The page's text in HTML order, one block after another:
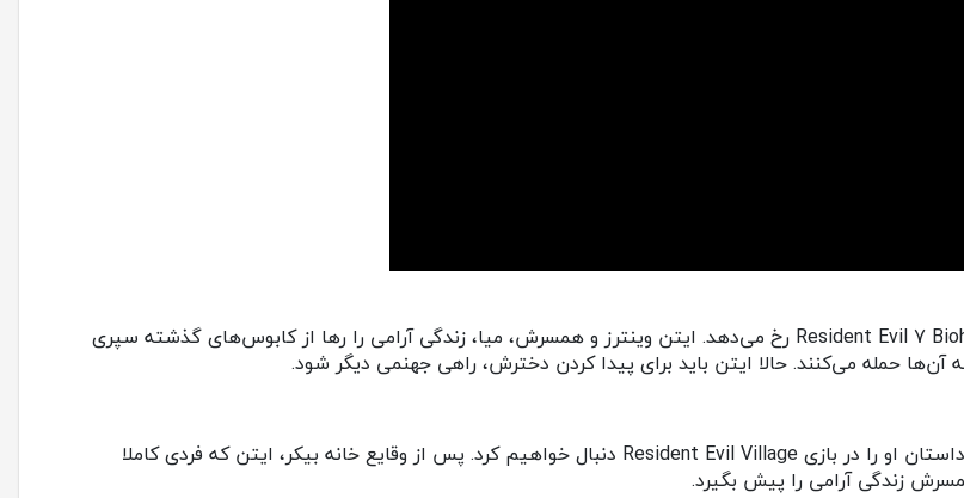
داستان بازی Resident Evil Village چند سال پس از وقایع بازی Resident Evil 7 Biohazard رخ می‌دهد. ایتن وینترز و همسرش، میا، زندگی آرامی را رها از کابوس‌های گذشته سپری
حمله می‌کنند. حالا ایتن باید برای پیدا کردن دخترش، راهی جهنمی دیگر شود.
ایتن وینترز: قهرمان بازی Resident Evil 7 Biohazard بازگشته است و داستان او را در بازی Resident Evil Village دنبال خواهیم کرد. پس از وقایع خانه بیکر، ایتن که فردی کاملا
زندگی آرامی را پیش بگیرد.